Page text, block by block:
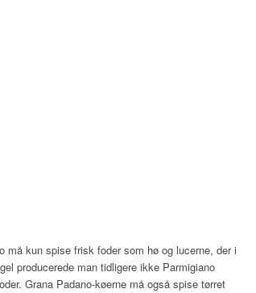
kun spise frisk foder som hø og lucerne, der i
producerede man tidligere ikke Parmigiano
Grana Padano-køerne må også spise tørret